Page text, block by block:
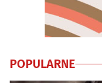
POPULARNE